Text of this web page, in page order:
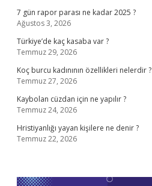
7 gün rapor parası ne kadar 2025 ?
Ağustos 3, 2026
Türkiye’de kaç kasaba var ?
Temmuz 29, 2026
Koç burcu kadınının özellikleri nelerdir ?
Temmuz 27, 2026
Kaybolan cüzdan için ne yapılır ?
Temmuz 24, 2026
Hristiyanlığı yayan kişilere ne denir ?
Temmuz 22, 2026